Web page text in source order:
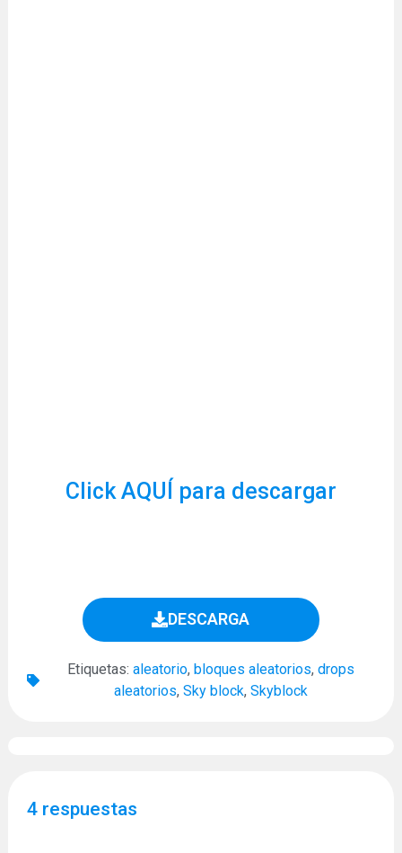
Click AQUÍ para descargar
DESCARGA
Etiquetas:aleatorio,bloques aleatorios,drops
aleatorios,Sky block,Skyblock
4 respuestas